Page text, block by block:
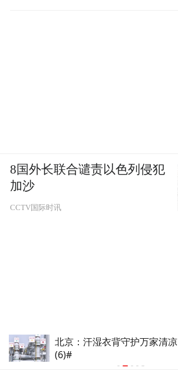
北京：汗湿衣背守护万家清凉
(6)#
8国外长联合谴责以色列侵犯
加沙
CCTV国际时讯